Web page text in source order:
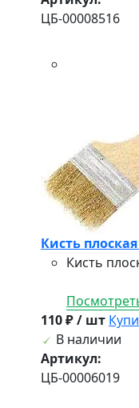
ЦБ-00008516
Кисть
Кисть
110 ₽ / шт
В наличии
Артикул:
ЦБ-00006019